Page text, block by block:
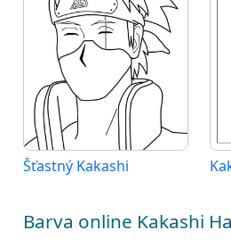
Šťastný Kakashi
Barva online Kakashi